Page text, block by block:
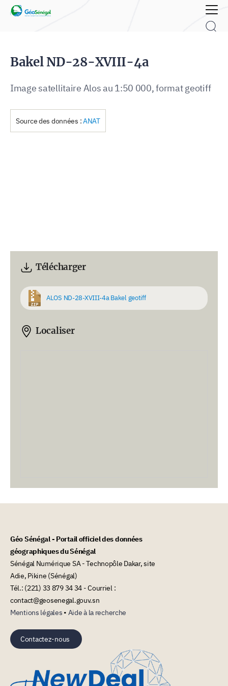
Rechercher :
Bakel ND-28-XVIII-4a
Image satellitaire Alos au 1:50 000, format geotiff
Source des données :ANAT
Télécharger
ALOS ND-28-XVIII-4a Bakel geotiff
Localiser
Géo Sénégal - Portail officiel des données
géographiques du Sénégal
Sénégal Numérique SA - Technopôle Dakar, site
Adie, Pikine (Sénégal)
Tél.: (221) 33 879 34 34 - Courriel :
contact@geosenegal.gouv.sn
Mentions légales • Aide à la recherche
Contactez-nous